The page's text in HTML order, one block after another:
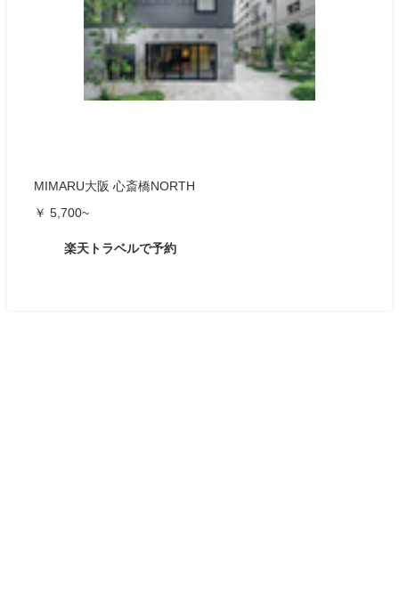
MIMARU大阪 心斎橋NORTH
￥ 5,700~
楽天トラベルで予約